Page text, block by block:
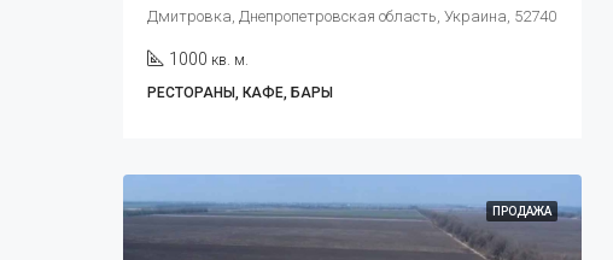
Дмитровка, Днепропетровская область, Украина, 52740
1000 кв. м.
РЕСТОРАНЫ, КАФЕ, БАРЫ
ПРОДАЖА